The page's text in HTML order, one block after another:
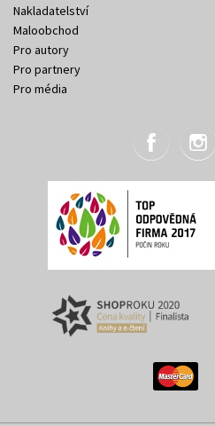
Nakladatelství
Maloobchod
Pro autory
Pro partnery
Pro média